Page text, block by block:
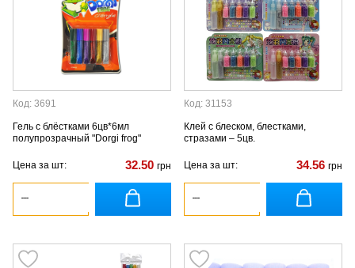
Код: 3691
Гель с блёстками 6цв*6мл
полупрозрачный "Dorgi frog"
Цена за шт: 32.50 грн
Код: 31153
Клей с блеском, блестками,
стразами – 5цв.
Цена за шт: 34.56 грн